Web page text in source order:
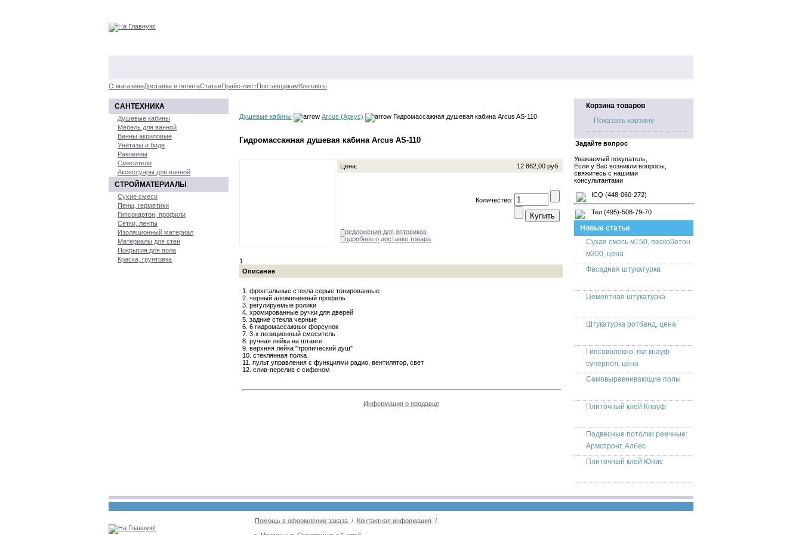
О магазинеДоставка и оплатаСтатьиПрайс-листПоставщикамКонтакты
САНТЕХНИКА
Душевые кабины
Мебель для ванной
Ванны акриловые
Унитазы и биде
Раковины
Смесители
Аксессуары для ванной
СТРОЙМАТЕРИАЛЫ
Сухие смеси
Пены, герметики
Гипсокартон, профили
Сетки, ленты
Изоляционный материал
Материалы для стен
Покрытия для пола
Краска, грунтовка
Душевые кабины Arcus (Аркус) Гидромассажная душевая кабина Arcus AS-110
Гидромассажная душевая кабина Arcus AS-110
Цена: 12 862,00 руб.
Количество:
Предложения для оптовиков
Подробнее о доставке товара
1
Описание
1. фронтальные стекла серые тонированные
2. черный алюминиевый профиль
3. регулируемые ролики
4. хромированные ручки для дверей
5. задние стекла черные
6. 6 гидромассажных форсунок
7. 3-х позиционный смеситель
8. ручная лейка на штанге
9. верхняя лейка "тропический душ"
10. стеклянная полка
11. пульт управления с функциями радио, вентилятор, свет
12. слив-перелив с сифоном
Информация о продавце
Корзина товаров
Показать корзину
Задайте вопрос
Уважаемый покупатель,
Если у Вас возникли вопросы,
свяжитесь с нашими
консультантами
ICQ (448-060-272)
Тел (495)-508-79-70
Новые статьи
Сухая смесь м150, пескобетон
м300, цена
Фасадная штукатурка
Цементная штукатурка
Штукатурка ротбанд, цена
Гипсоволокно, гвл кнауф
суперпол, цена
Самовыравнивающие полы
Плиточный клей Кнауф
Подвесные потолки реечные:
Армстронг, Албес
Плиточный клей Юнис
Помощь в оформлении заказа / Контактная информация /